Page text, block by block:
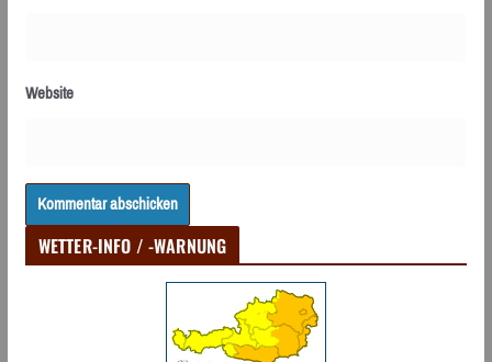
Website
WETTER-INFO / -WARNUNG